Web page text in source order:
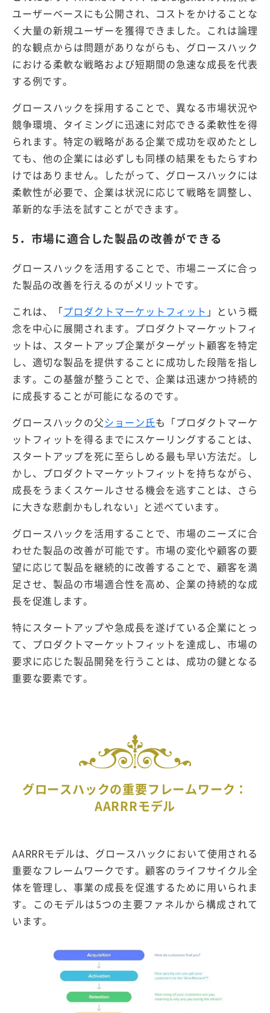
ユーザーベースにも公開され、コストをかけることな
く大量の新規ユーザーを獲得できました。これは論理
的な観点からは問題がありながらも、グロースハック
における柔軟な戦略および短期間の急速な成長を代表
する例です。
グロースハックを採用することで、異なる市場状況や
競争環境、タイミングに迅速に対応できる柔軟性を得
られます。特定の戦略がある企業で成功を収めたとし
ても、他の企業には必ずしも同様の結果をもたらすわ
けではありません。したがって、グロースハックには
柔軟性が必要で、企業は状況に応じて戦略を調整し、
革新的な手法を試すことができます。
5．市場に適合した製品の改善ができる
グロースハックを活用することで、市場ニーズに合っ
た製品の改善を行えるのがメリットです。
これは、「プロダクトマーケットフィット 」という概
念を中心に展開されます。プロダクトマーケットフィ
ットは、スタートアップ企業がターゲット顧客を特定
し、適切な製品を提供することに成功した段階を指し
ます。この基盤が整うことで、企業は迅速かつ持続的
に成長することが可能になるのです。
グロースハックの父ショーン氏も「プロダクトマーケ
ットフィットを得るまでにスケーリングすることは、
スタートアップを死に至らしめる最も早い方法だ。し
かし、プロダクトマーケットフィットを持ちながら、
成長をうまくスケールさせる機会を逃すことは、さら
に大きな悲劇かもしれない」と述べています。
グロースハックを活用することで、市場のニーズに合
わせた製品の改善が可能です。市場の変化や顧客の要
望に応じて製品を継続的に改善することで、顧客を満
足させ、製品の市場適合性を高め、企業の持続的な成
長を促進します。
特にスタートアップや急成長を遂げている企業にとっ
て、プロダクトマーケットフィットを達成し、市場の
要求に応じた製品開発を行うことは、成功の鍵となる
重要な要素です。
グロースハックの重要フレームワーク：
AARRRモデル
AARRRモデルは、グロースハックにおいて使用される
重要なフレームワークです。顧客のライフサイクル全
体を管理し、事業の成長を促進するために用いられま
す。このモデルは5つの主要ファネルから構成されて
います。